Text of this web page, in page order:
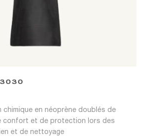
en néoprène doublés de
confort et de protection lors des
et de nettoyage